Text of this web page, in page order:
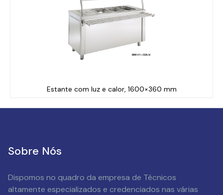
Estante com luz e calor, 1600×360 mm
Sobre Nós
Dispomos no quadro da empresa de Técnicos
altamente especializados e credenciados nas várias